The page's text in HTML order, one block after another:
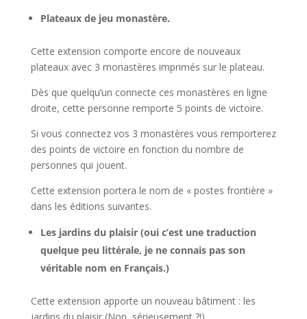
Plateaux de jeu monastère.
Cette extension comporte encore de nouveaux
plateaux avec 3 monastères imprimés sur le plateau.
Dès que quelqu’un connecte ces monastères en ligne
droite, cette personne remporte 5 points de victoire.
Si vous connectez vos 3 monastères vous remporterez
des points de victoire en fonction du nombre de
personnes qui jouent.
Cette extension portera le nom de « postes frontière »
dans les éditions suivantes.
Les jardins du plaisir (oui c’est une traduction
quelque peu littérale, je ne connais pas son
véritable nom en Français.)
Cette extension apporte un nouveau bâtiment : les